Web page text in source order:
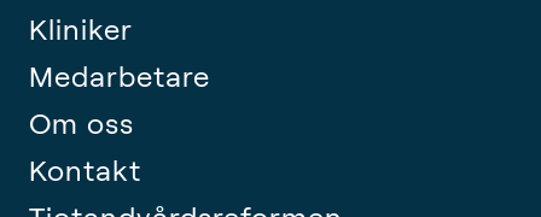
Kliniker
Medarbetare
Om oss
Kontakt